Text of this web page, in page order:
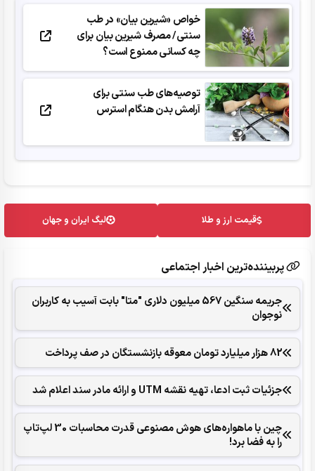
خواص «شیرین بیان» در طب
سنتی/ مصرف شیرین بیان برای
چه کسانی ممنوع است؟
توصیه‌های طب سنتی برای
آرامش بدن هنگام استرس
قیمت ارز و طلا لیگ ایران و جهان
پربیننده‌ترین اخبار اجتماعی
جریمه سنگین 567 میلیون دلاری "متا" بابت آسیب به کاربران
نوجوان
82 هزار میلیارد تومان معوقه بازنشستگان در صف پرداخت
جزئیات ثبت ادعا، تهیه نقشه UTM و ارائه مادر سند اعلام شد
چین با ماهواره‌های هوش مصنوعی قدرت محاسبات 30 لپ‌تاپ
را به فضا برد!